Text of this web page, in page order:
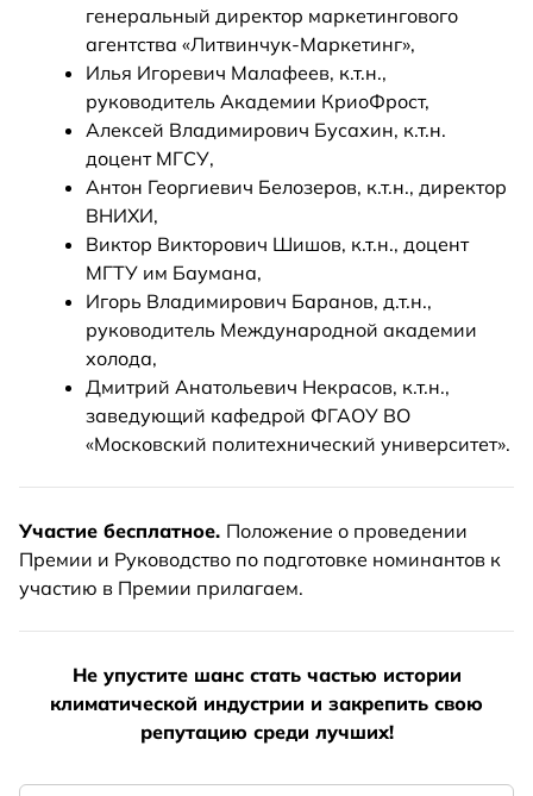
генеральный директор маркетингового
агентства «Литвинчук-Маркетинг»,
Илья Игоревич Малафеев, к.т.н.,
руководитель Академии КриоФрост,
Алексей Владимирович Бусахин, к.т.н.
доцент МГСУ,
Антон Георгиевич Белозеров, к.т.н., директор
ВНИХИ,
Виктор Викторович Шишов, к.т.н., доцент
МГТУ им Баумана,
Игорь Владимирович Баранов, д.т.н.,
руководитель Международной академии
холода,
Дмитрий Анатольевич Некрасов, к.т.н.,
заведующий кафедрой ФГАОУ ВО
«Московский политехнический университет».
Участие бесплатное. Положение о проведении
Премии и Руководство по подготовке номинантов к
участию в Премии прилагаем.
Не упустите шанс стать частью истории
климатической индустрии и закрепить свою
репутацию среди лучших!